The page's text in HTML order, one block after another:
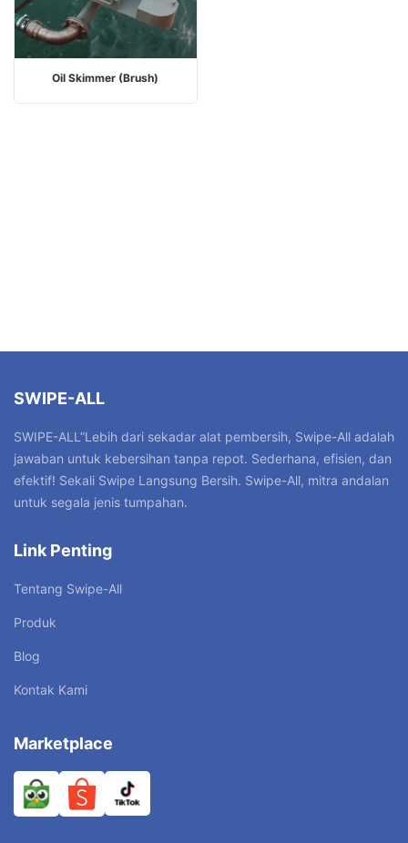
Oil Skimmer (Brush)
SWIPE-ALL
SWIPE-ALL”Lebih dari sekadar alat pembersih, Swipe-All adalah
jawaban untuk kebersihan tanpa repot. Sederhana, efisien, dan
efektif! Sekali Swipe Langsung Bersih. Swipe-All, mitra andalan
untuk segala jenis tumpahan.
Link Penting
Tentang Swipe-All
Produk
Blog
Kontak Kami
Marketplace